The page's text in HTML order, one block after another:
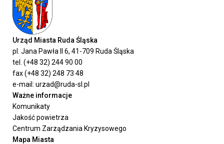
Urząd Miasta Ruda Śląska
pl. Jana Pawła II 6, 41-709 Ruda Śląska
tel. (+48 32) 244 90 00
fax (+48 32) 248 73 48
e-mail: urzad@ruda-sl.pl
Ważne informacje
Komunikaty
Jakość powietrza
Centrum Zarządzania Kryzysowego
Mapa Miasta